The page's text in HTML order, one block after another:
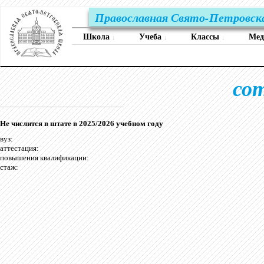
Православная Свято-
Школа ↓ Учеба ↓ Классы ↓
Не числится в штате в 2025/2026 учебном году
вуз:
аттестация:
повышения квалификации:
стаж: